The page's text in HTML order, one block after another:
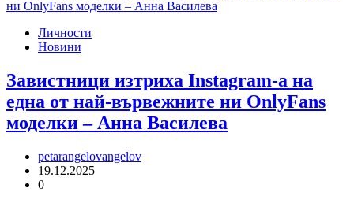
Личности
Новини
Завистници изтриха Instagram-а на
една от най-вървежните ни OnlyFans
моделки – Анна Василева
petarangelovangelov
19.12.2025
0